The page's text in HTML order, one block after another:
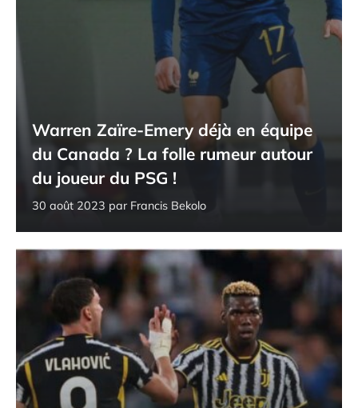
Warren Zaïre-Emery déjà en équipe
du Canada ? La folle rumeur autour
du joueur du PSG !
30 août 2023 par Francis Bekolo